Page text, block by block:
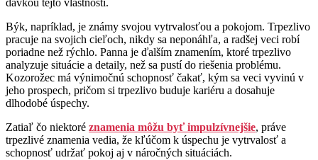
dávkou tejto vlastnosti.
Býk, napríklad, je známy svojou vytrvalosťou a pokojom. Trpezlivo
pracuje na svojich cieľoch, nikdy sa neponáhľa, a radšej veci robí
poriadne než rýchlo. Panna je ďalším znamením, ktoré trpezlivo
analyzuje situácie a detaily, než sa pustí do riešenia problému.
Kozorožec má výnimočnú schopnosť čakať, kým sa veci vyvinú v
jeho prospech, pričom si trpezlivo buduje kariéru a dosahuje
dlhodobé úspechy.
Zatiaľ čo niektoré znamenia môžu byť impulzívnejšie, práve
trpezlivé znamenia vedia, že kľúčom k úspechu je vytrvalosť a
schopnosť udržať pokoj aj v náročných situáciách.